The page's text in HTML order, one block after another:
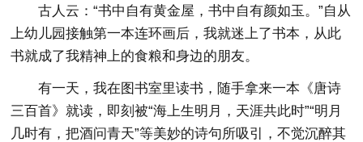
古人云：“书中自有黄金屋，书中自有颜如玉。”自从
上幼儿园接触第一本连环画后，我就迷上了书本，从此
书就成了我精神上的食粮和身边的朋友。
有一天，我在图书室里读书，随手拿来一本《唐诗
三百首》就读，即刻被“海上生明月，天涯共此时”“明月
几时有，把酒问青天”等美妙的诗句所吸引，不觉沉醉其